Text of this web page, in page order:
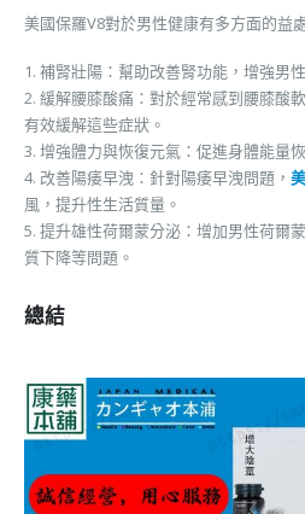
美國保羅V8對於男性健康有多方面的益
1. 補腎壯陽：幫助改善腎功能，增強男
2. 緩解腰膝酸痛：對於經常感到腰膝酸
有效緩解這些症狀。
3. 增強體力與恢復元氣：促進身體能量
4. 改善陽痿早洩：針對陽痿早洩問題，
風，提升性生活質量。
5. 提升雄性荷爾蒙分泌：增加男性荷爾
質下降等問題。
總結